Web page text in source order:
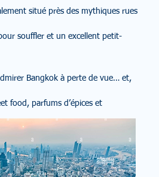
situé près des mythiques rues
souffler et un excellent petit-
Bangkok à perte de vue… et,
food, parfums d’épices et